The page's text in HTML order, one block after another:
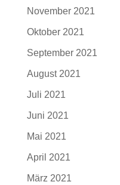
November 2021
Oktober 2021
September 2021
August 2021
Juli 2021
Juni 2021
Mai 2021
April 2021
März 2021